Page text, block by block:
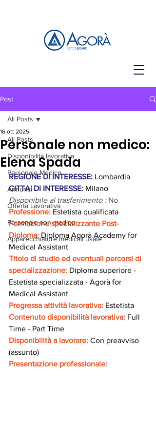
Post
All Posts
Disponibilità lavorativa
Personale Medico
Annunci
Offerta Lavorativa
Personale non medico
Apparecchiature medicali usate
All Posts
Personale non medico:
Elena Spada
16 ott 2025
REGIONE DI INTERESSE: Lombardia
CITTA' DI INTERESSE: Milano
Disponibile al trasferimento : No
Professione: Estetista qualificata
Formazione specializzante Post-
Diploma: Diploma Agorà Academy for
Medical Assistant
Titolo di studio ed eventuali percorsi di
specializzazione: Diploma superiore -
Estetista specializzata - Agorà for
Medical Assistant
Pregressa attività lavorativa: Estetista
Contenuto disponibilità lavorativa: Full
Time - Part Time
Disponibilità a lavorare: Con preavviso
(assunto)
Presentazione professionale: